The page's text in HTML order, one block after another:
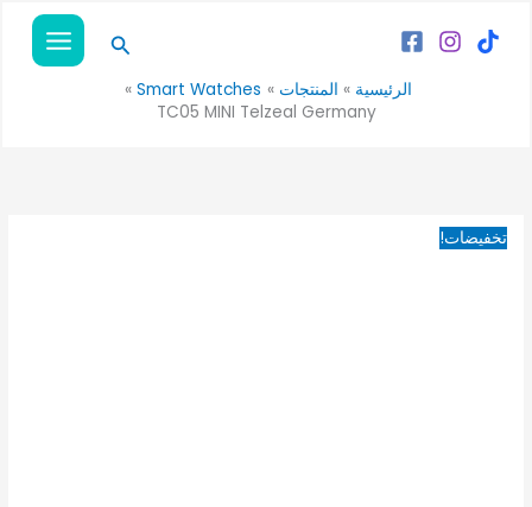
البحث
الرئيسية المنتجات
Smart Watches
TC05 MINI Telzeal Germany
تخفيضات!
الأصلي
1,250EGP.
990EGP.